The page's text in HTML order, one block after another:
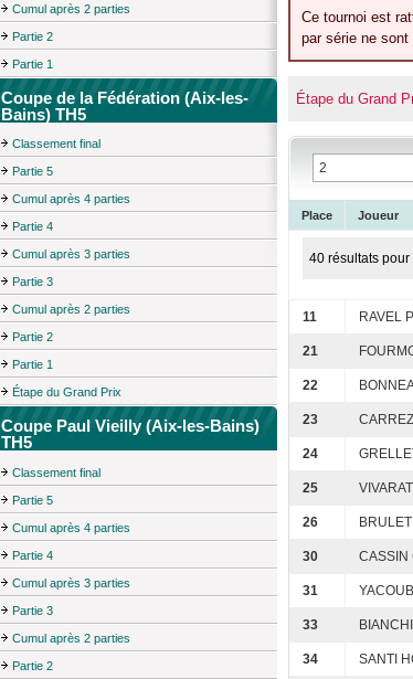
Cumul après 2 parties
Partie 2
Partie 1
Coupe de la Fédération (Aix-les-
Bains) TH5
Classement final
Partie 5
Cumul après 4 parties
Partie 4
Cumul après 3 parties
Partie 3
Cumul après 2 parties
Partie 2
Partie 1
Étape du Grand Prix
Coupe Paul Vieilly (Aix-les-Bains)
TH5
Classement final
Partie 5
Cumul après 4 parties
Partie 4
Cumul après 3 parties
Partie 3
Cumul après 2 parties
Partie 2
Ce tournoi est
par série ne
Étape du Grand
Place Joueur
40 résultats pour
11 RAVEL
21
22
23
24
25
26
30 CASSIN
31
33
34 SANTI